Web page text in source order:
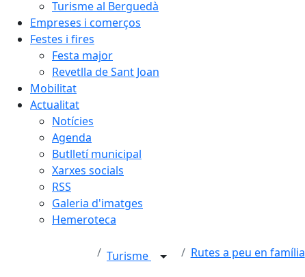
Turisme al Berguedà
Empreses i comerços
Festes i fires
Festa major
Revetlla de Sant Joan
Mobilitat
Actualitat
Notícies
Agenda
Butlletí municipal
Xarxes socials
RSS
Galeria d'imatges
Hemeroteca
Turisme Rutes a peu en família